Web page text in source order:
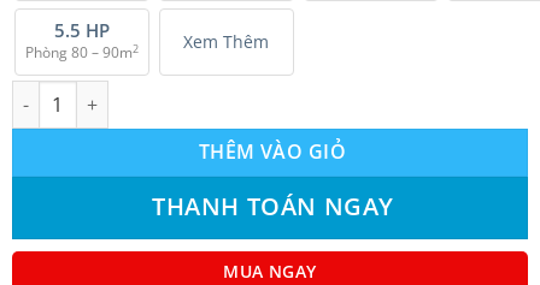
5.5 HP
Phòng 80 – 90m2 Xem Thêm
Máy lạnh giấu trần nối ống gió Panasonic S-2430PF3H/U-
THÊM VÀO GIỎ
THANH TOÁN NGAY
MUA NGAY